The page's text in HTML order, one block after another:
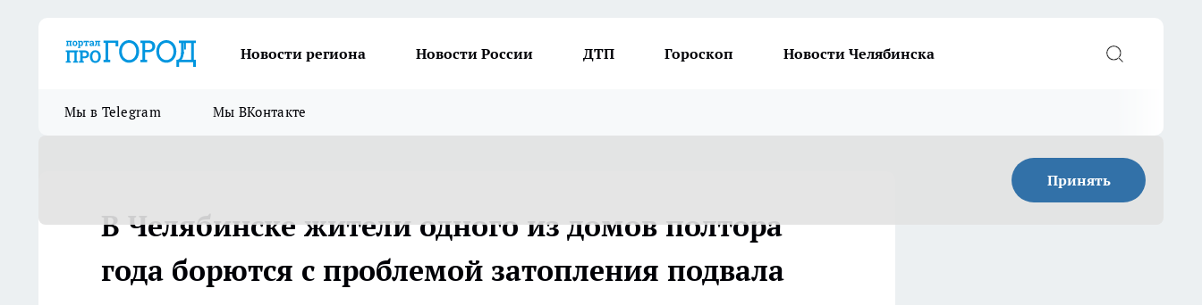
Новости региона Новости России ДТП Гороскоп Новости Челябинска
Мы в Telegram Мы ВКонтакте
Принять
В Челябинске жители одного из домов полтора
года борются с проблемой затопления подвала